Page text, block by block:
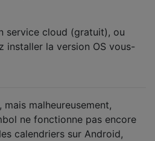
service cloud (gratuit), ou
installer la version OS vous-
mais malheureusement,
ne fonctionne pas encore
calendriers sur Android,